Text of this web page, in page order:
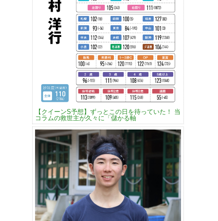
【クイーンS予想】ずっとこの日を待っていた！ 当
コラムの救世主が久々に「儲かる軸